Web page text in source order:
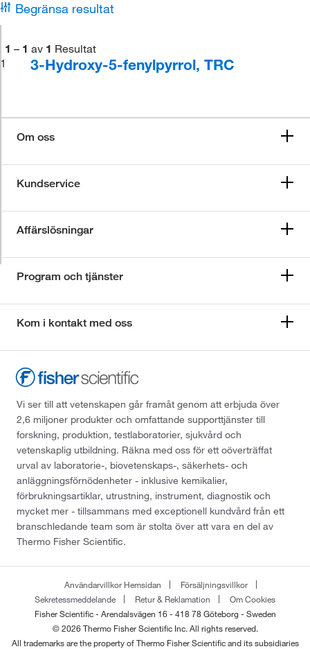
Begränsa resultat
1 – 1 av 1 Resultat
1
3-Hydroxy-5-fenylpyrrol, TRC
Om oss
Kundservice
Affärslösningar
Program och tjänster
Kom i kontakt med oss
Vi ser till att vetenskapen går framåt genom att erbjuda över
2,6 miljoner produkter och omfattande supporttjänster till
forskning, produktion, testlaboratorier, sjukvård och
vetenskaplig utbildning. Räkna med oss för ett oöverträffat
urval av laboratorie-, biovetenskaps-, säkerhets- och
anläggningsförnödenheter - inklusive kemikalier,
förbrukningsartiklar, utrustning, instrument, diagnostik och
mycket mer - tillsammans med exceptionell kundvård från ett
branschledande team som är stolta över att vara en del av
Thermo Fisher Scientific.
Användarvillkor Hemsidan
Försäljningsvillkor
Sekretessmeddelande
Retur & Reklamation
Om Cookies
Fisher Scientific - Arendalsvägen 16 - 418 78 Göteborg - Sweden
© 2026 Thermo Fisher Scientific Inc. All rights reserved.
All trademarks are the property of Thermo Fisher Scientific and its subsidiaries